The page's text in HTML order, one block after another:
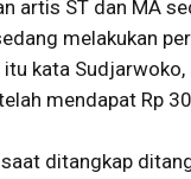
artis ST dan MA
melakukan
kata Sudjarwoko,
mendapat Rp
ditangkap